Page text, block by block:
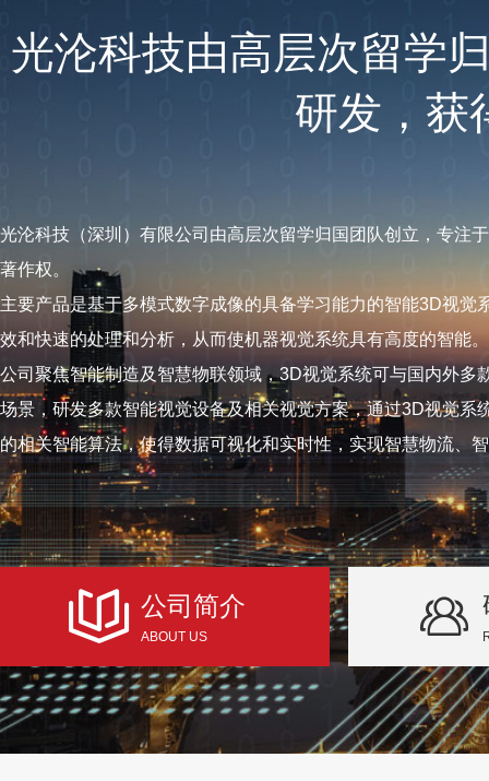
光沦科技由高层次留学
研发，获
光沦科技（深圳）有限公司由高层次留学归国团队创立，专注
著作权。
主要产品是基于多模式数字成像的具备学习能力的智能3D视
效和快速的处理和分析，从而使机器视觉系统具有高度的智能
公司聚焦智能制造及智慧物联领域，3D视觉系统可与国内外
场景，研发多款智能视觉设备及相关视觉方案，通过3D视觉
的相关智能算法，使得数据可视化和实时性，实现智慧物流、
公司简介
ABOUT US